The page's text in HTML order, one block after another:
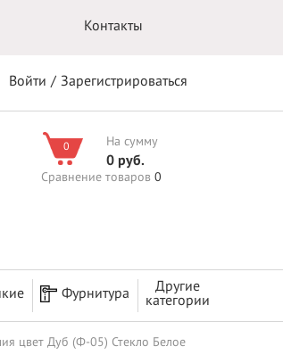
Контакты
Войти / Зарегистрироваться
0 На сумму
0 руб.
Сравнение товаров 0
Фурнитура
Другие
категории
цвет Дуб (Ф-05) Стекло Белое